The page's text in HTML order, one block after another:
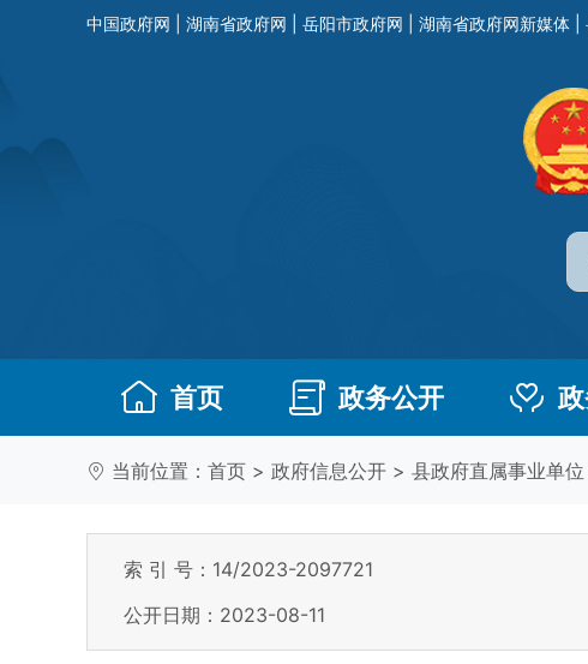
中国政府网 湖南省政府网 岳阳市政府网 湖南省政府网新媒体
首页 政务公开
当前位置： 首页 > 政府信息公开 > 县政府直属事业单位
索 引 号：14/2023-2097721
公开日期：2023-08-11